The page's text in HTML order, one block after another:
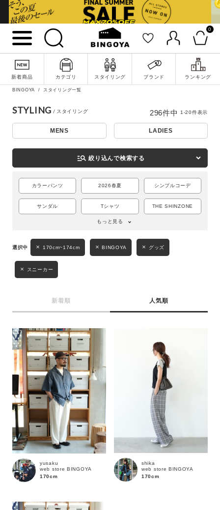
0
新着商品 カテゴリ スタイリング ブランド ランキング
詳細検索
BINGOYA スタイリング一覧
STYLING
MENS LADIES
manage_search 絞り込んで検索する
カラーパンツ 2026春夏 シンプルコーデ
サンダル Tシャツ THE SHINZONE
もっと見る
170cm~174cm BINGOYA グッズ
スニーカー
新着順 人気順
296件中 1-20件表示
yusaku
web store BINGOYA
170cm
shika
web store BINGOYA
170cm